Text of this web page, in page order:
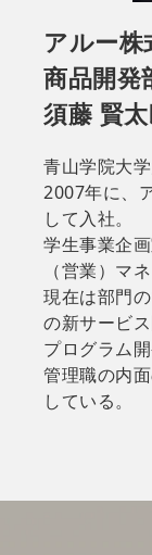
アルー株
商品開
須藤 賢
青山学院大
2007年に、
して入社。
学生事業企
（営業）マ
現在は部門
の新サービ
プログラム開
管理職の内
している。